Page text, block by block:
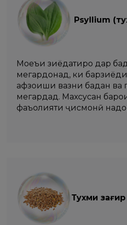
Psyllium
Моеъи зиёдатиро дар
мегардонад, ки
афзоиши вазни бадан
мегардад. Махсусан
фаъолияти ҷисмонӣ
Тухми зағир